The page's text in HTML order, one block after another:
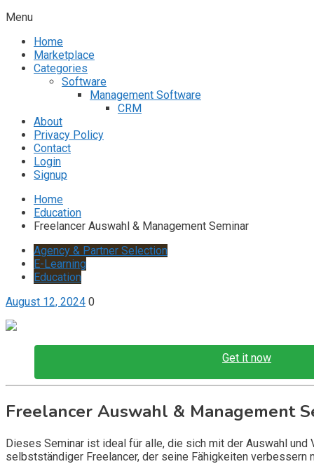
Menu
Home
Marketplace
Categories
Software
Management Software
CRM
About
Privacy Policy
Contact
Login
Signup
Home
Education
Freelancer Auswahl & Management Seminar
Agency & Partner Selection
E-Learning
Education
August 12, 2024 0
Get it now
Freelancer Auswahl & Management
Dieses Seminar ist ideal für alle, die sich mit der Auswahl
selbstständiger Freelancer, der seine Fähigkeiten